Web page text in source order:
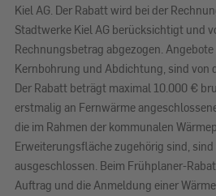
Kiel AG. Der Rabatt wird bei der
Stadtwerke Kiel AG berücksichtigt und
Rechnungsbetrag abgezogen.
Kernbohrung und Abdichtung, sind von
Der Rabatt beträgt maximal 10.000 €
erstmalig an Fernwärme
die im Rahmen der kommunalen
Erweiterungsfläche zugehörig sind,
ausgeschlossen. Beim Frühplaner-
Auftrag und die Anmeldung einer